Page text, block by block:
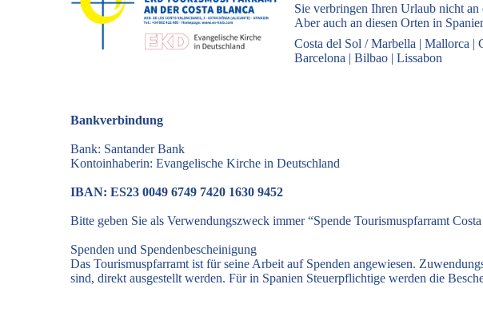
Sie verbringen Ihren Urlaub nicht an
Aber auch an diesen Orten in
Costa del Sol / Marbella | Mallorca |
Barcelona | Bilbao | Lissabon
Bankverbindung
Bank: Santander Bank
Kontoinhaberin: Evangelische Kirche in Deutschland
IBAN: ES23 0049 6749 7420 1630 9452
Bitte geben Sie als Verwendungszweck immer “Spende Tourismuspfarramt
Spenden und Spendenbescheinigung
Das Tourismuspfarramt ist für seine Arbeit auf Spenden angewiesen.
sind, direkt ausgestellt werden. Für in Spanien Steuerpflichtige werden die